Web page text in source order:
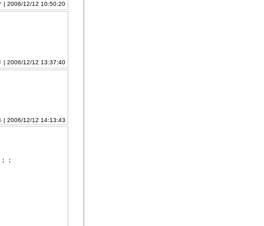
| 2006/12/12 10:50:20
| 2006/12/12 13:37:40
| 2006/12/12 14:13:43
；